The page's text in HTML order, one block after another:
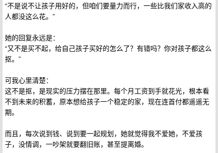
“不是说不让孩子用好的，但咱们要量力而行，一些比我们家收入高的
人都没这么花。”
她的回复永远是：
“又不是买不起，给自己孩子买好的怎么了？有错吗？你对孩子都这么
抠。”
可我心里清楚：
这不是抠，是现实的压力摆在那里。每个月工资到手就花光，根本看
不到未来的积蓄，原本想给孩子一个稳定的家，现在连首付都遥遥无
期。
而且，每次说到钱、说到要一起规划，她就觉得我不爱她，不爱孩
子，没情调，一吵架就要翻旧账，甚至提离婚。